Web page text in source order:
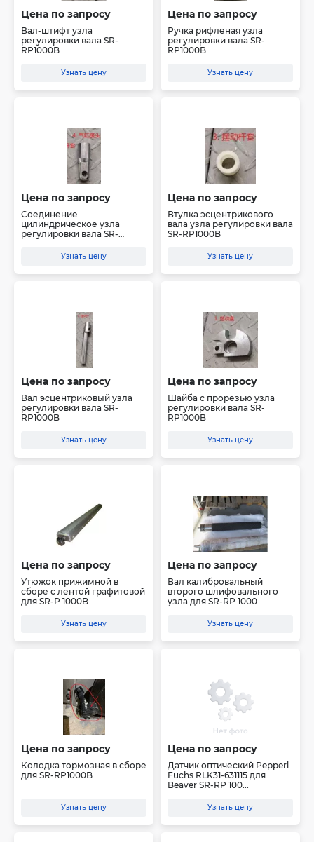
Цена по запросу
Вал-штифт узла
регулировки вала SR-
RP1000B
Узнать цену
Цена по запросу
Ручка рифленая узла
регулировки вала SR-
RP1000B
Узнать цену
Цена по запросу
Соединение
цилиндрическое узла
регулировки вала SR-
Узнать цену
Цена по запросу
Втулка эсцентрикового
вала узла регулировки вала
SR-RP1000B
Узнать цену
Цена по запросу
Вал эсцентриковый узла
регулировки вала SR-
RP1000B
Узнать цену
Цена по запросу
Шайба с прорезью узла
регулировки вала SR-
RP1000B
Узнать цену
Цена по запросу
Утюжок прижимной в
сборе с лентой графитовой
для SR-P 1000B
Узнать цену
Цена по запросу
Вал калибровальный
второго шлифовального
узла для SR-RP 1000
Узнать цену
Цена по запросу
Колодка тормозная в сборе
для SR-RP1000B
Узнать цену
Цена по запросу
Датчик оптический Pepperl
Fuchs RLK31-631115 для
Beaver SR-RP 100...
Узнать цену